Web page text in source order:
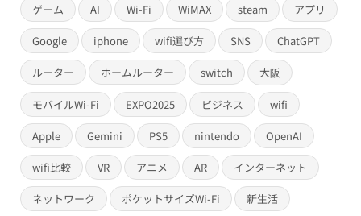
ゲーム AI Wi-Fi WiMAX steam アプリ
Google iphone wifi選び方 SNS ChatGPT
ルーター ホームルーター switch 大阪
モバイルWi-Fi EXPO2025 ビジネス wifi
Apple Gemini PS5 nintendo OpenAI
wifi比較 VR アニメ AR インターネット
ネットワーク ポケットサイズWi-Fi 新生活